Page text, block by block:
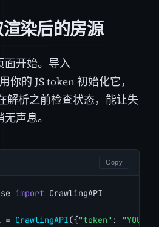
渲染后的房源
面开始。导入
你的 JS token 初始化它，
解析之前检查状态，能让失
声息。
Copy
import CrawlingAPI
= CrawlingAPI({"token" :